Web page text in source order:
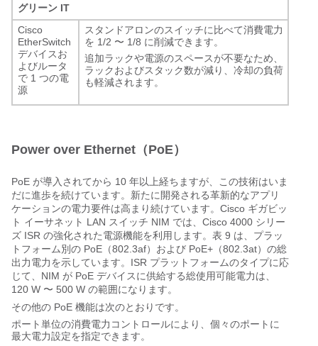
グリーン IT
Cisco
EtherSwitch
デバイスお
よびルータ
で 1 つの電
源
スタンドアロンのスイッチに比べて消費電力
を 1/2 〜 1/8 に削減できます。
追加ラックや電源のスペースが不要なため、
ラックおよびスタック数が減り、冷却の負荷
も軽減されます。
Power over Ethernet（PoE）
PoE が導入されてから 10 年以上経ちますが、この技術はいま
だに進歩を続けています。新たに開発される革新的なアプリ
ケーションの電力要件は高まり続けています。Cisco ギガビッ
ト イーサネット LAN スイッチ NIM では、Cisco 4000 シリー
ズ ISR の強化された電源機能を利用します。表 9 は、プラッ
トフォーム別の PoE（802.3af）および PoE+（802.3at）の総
出力電力を示しています。ISR プラットフォームのタイプに応
じて、NIM が PoE デバイスに供給する総使用可能電力は、
120 W 〜 500 W の範囲になります。
その他の PoE 機能は次のとおりです。
ポート単位の消費電力コントロールにより、個々のポートに
最大電力設定を指定できます。